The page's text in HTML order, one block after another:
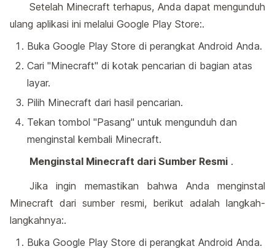
Setelah Minecraft terhapus, Anda dapat mengunduh
ulang aplikasi ini melalui Google Play Store:.
Buka Google Play Store di perangkat Android Anda.
Cari "Minecraft" di kotak pencarian di bagian atas
layar.
Pilih Minecraft dari hasil pencarian.
Tekan tombol "Pasang" untuk mengunduh dan
menginstal kembali Minecraft.
Menginstal Minecraft dari Sumber Resmi .
Jika ingin memastikan bahwa Anda menginstal
Minecraft dari sumber resmi, berikut adalah langkah-
langkahnya:.
Buka Google Play Store di perangkat Android Anda.